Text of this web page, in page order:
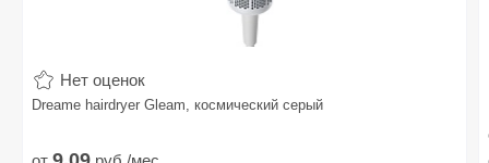
Нет оценок
Dreame hairdryer Gleam, космический серый